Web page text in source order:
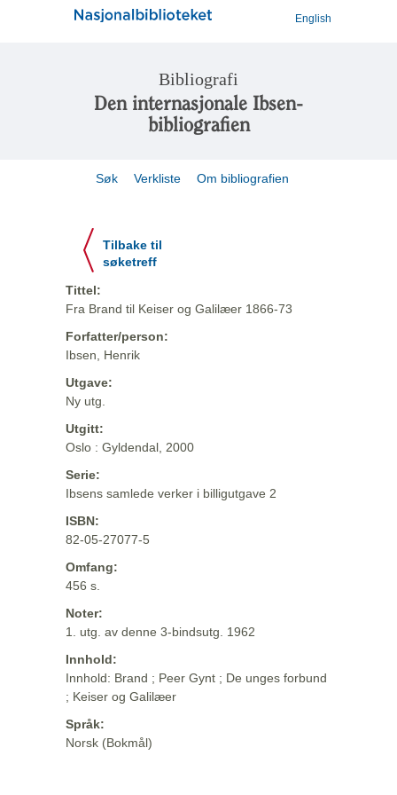
English
Bibliografi
Den internasjonale Ibsen-
bibliografien
Søk Verkliste Om bibliografien
Tilbake til
søketreff
Tittel:
Fra Brand til Keiser og Galilæer 1866-73
Forfatter/person:
Ibsen, Henrik
Utgave:
Ny utg.
Utgitt:
Oslo : Gyldendal, 2000
Serie:
Ibsens samlede verker i billigutgave 2
ISBN:
82-05-27077-5
Omfang:
456 s.
Noter:
1. utg. av denne 3-bindsutg. 1962
Innhold:
Innhold: Brand ; Peer Gynt ; De unges forbund
; Keiser og Galilæer
Språk:
Norsk (Bokmål)